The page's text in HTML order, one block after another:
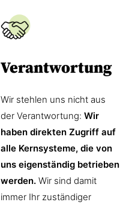
Verantwortung
Wir stehlen uns nicht aus
der Verantwortung: Wir
haben direkten Zugriff auf
alle Kernsysteme, die von
uns eigenständig betrieben
werden.Wir sind damit
immer Ihr zuständiger